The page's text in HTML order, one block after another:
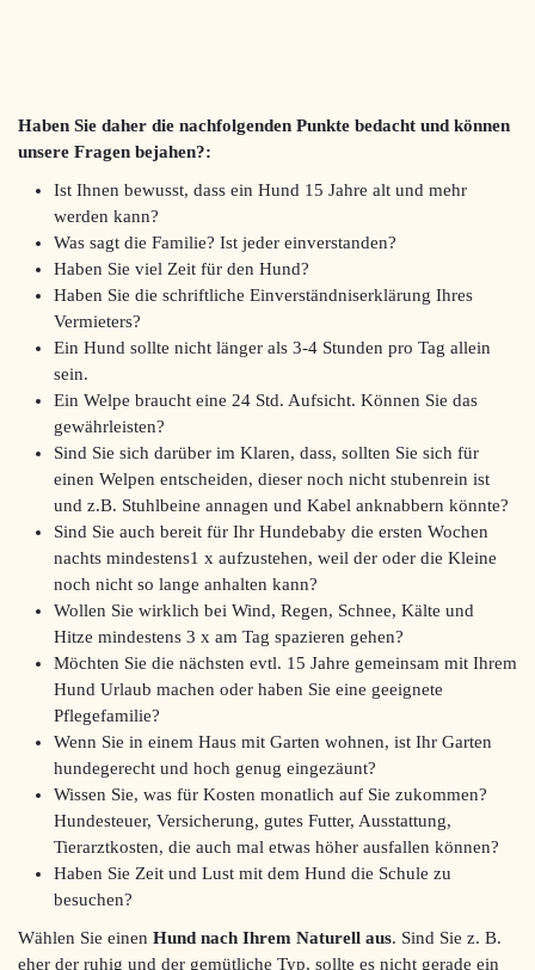
Haben Sie daher die nachfolgenden Punkte bedacht und können
unsere Fragen bejahen?:
Ist Ihnen bewusst, dass ein Hund 15 Jahre alt und mehr
werden kann?
Was sagt die Familie? Ist jeder einverstanden?
Haben Sie viel Zeit für den Hund?
Haben Sie die schriftliche Einverständniserklärung Ihres
Vermieters?
Ein Hund sollte nicht länger als 3-4 Stunden pro Tag allein
sein.
Ein Welpe braucht eine 24 Std. Aufsicht. Können Sie das
gewährleisten?
Sind Sie sich darüber im Klaren, dass, sollten Sie sich für
einen Welpen entscheiden, dieser noch nicht stubenrein ist
und z.B. Stuhlbeine annagen und Kabel anknabbern könnte?
Sind Sie auch bereit für Ihr Hundebaby die ersten Wochen
nachts mindestens1 x aufzustehen, weil der oder die Kleine
noch nicht so lange anhalten kann?
Wollen Sie wirklich bei Wind, Regen, Schnee, Kälte und
Hitze mindestens 3 x am Tag spazieren gehen?
Möchten Sie die nächsten evtl. 15 Jahre gemeinsam mit Ihrem
Hund Urlaub machen oder haben Sie eine geeignete
Pflegefamilie?
Wenn Sie in einem Haus mit Garten wohnen, ist Ihr Garten
hundegerecht und hoch genug eingezäunt?
Wissen Sie, was für Kosten monatlich auf Sie zukommen?
Hundesteuer, Versicherung, gutes Futter, Ausstattung,
Tierarztkosten, die auch mal etwas höher ausfallen können?
Haben Sie Zeit und Lust mit dem Hund die Schule zu
besuchen?
Wählen Sie einen Hund nach Ihrem Naturell aus. Sind Sie z. B.
eher der ruhig und der gemütliche Typ, sollte es nicht gerade ein